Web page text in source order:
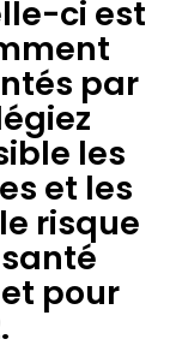
ci est
par
les
et les
risque
pour